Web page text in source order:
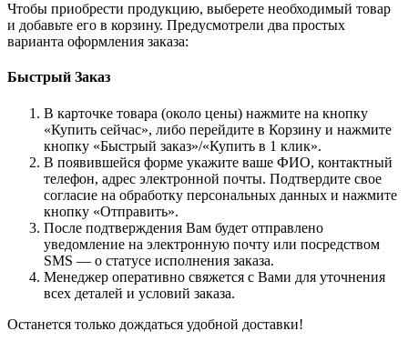
Чтобы приобрести продукцию, выберете необходимый товар
и добавьте его в корзину. Предусмотрели два простых
варианта оформления заказа:
Быстрый Заказ
В карточке товара (около цены) нажмите на кнопку
«Купить сейчас», либо перейдите в Корзину и нажмите
кнопку «Быстрый заказ»/«Купить в 1 клик».
В появившейся форме укажите ваше ФИО, контактный
телефон, адрес электронной почты. Подтвердите свое
согласие на обработку персональных данных и нажмите
кнопку «Отправить».
После подтверждения Вам будет отправлено
уведомление на электронную почту или посредством
SMS — о статусе исполнения заказа.
Менеджер оперативно свяжется с Вами для уточнения
всех деталей и условий заказа.
Останется только дождаться удобной доставки!